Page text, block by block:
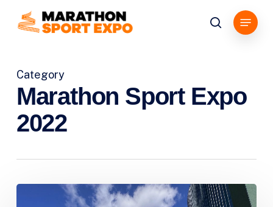
search
Menu
Category
Marathon Sport Expo
2022